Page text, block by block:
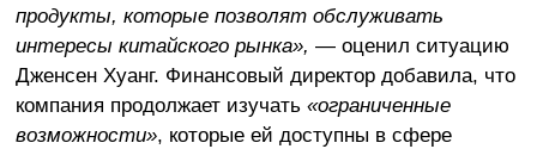
продукты, которые позволят обслуживать
интересы китайского рынка», — оценил ситуацию
Дженсен Хуанг. Финансовый директор добавила, что
компания продолжает изучать «ограниченные
возможности», которые ей доступны в сфере